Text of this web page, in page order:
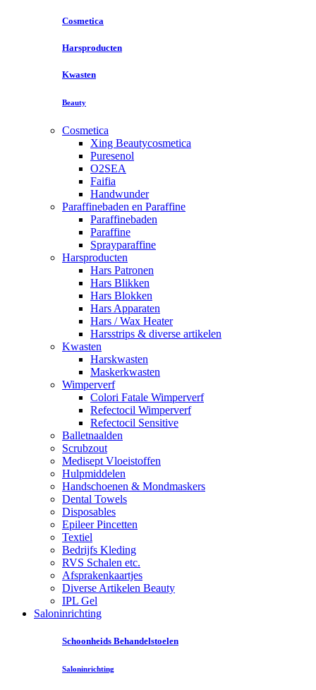
Cosmetica
Harsproducten
Kwasten
Beauty
Cosmetica
Xing Beautycosmetica
Puresenol
O2SEA
Faifia
Handwunder
Paraffinebaden en Paraffine
Paraffinebaden
Paraffine
Sprayparaffine
Harsproducten
Hars Patronen
Hars Blikken
Hars Blokken
Hars Apparaten
Hars / Wax Heater
Harsstrips & diverse artikelen
Kwasten
Harskwasten
Maskerkwasten
Wimperverf
Colori Fatale Wimperverf
Refectocil Wimperverf
Refectocil Sensitive
Balletnaalden
Scrubzout
Medisept Vloeistoffen
Hulpmiddelen
Handschoenen & Mondmaskers
Dental Towels
Disposables
Epileer Pincetten
Textiel
Bedrijfs Kleding
RVS Schalen etc.
Afsprakenkaartjes
Diverse Artikelen Beauty
IPL Gel
Saloninrichting
Schoonheids Behandelstoelen
Saloninrichting